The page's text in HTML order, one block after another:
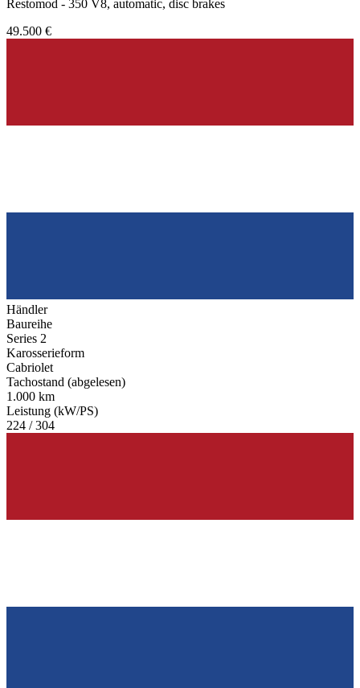
Restomod - 350 V8, automatic, disc brakes
49.500 €
Händler
Baureihe
Series 2
Karosserieform
Cabriolet
Tachostand (abgelesen)
1.000 km
Leistung (kW/PS)
224 / 304